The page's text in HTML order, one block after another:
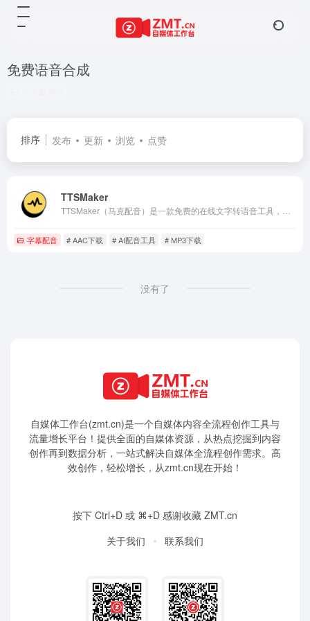
免费语音合成
排序 发布 更新 浏览 点赞
TTSMaker
字幕配音 # AAC下载 # AI配音工具 # MP3下载
没有了
自媒体工作台(zmt.cn)是一个自媒体内容全流程创作工具与
流量增长平台！提供全面的自媒体资源，从热点挖掘到内容
创作再到数据分析，一站式解决自媒体全流程创作需求。高
效创作，轻松增长，从zmt.cn现在开始！
按下 Ctrl+D 或 ⌘+D 感谢收藏 ZMT.cn
关于我们
联系我们